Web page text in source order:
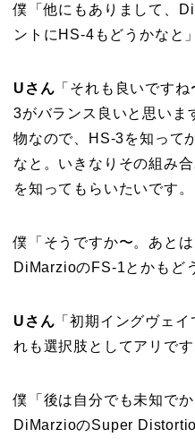
僕「他にもありまして、
ントにHS-4もどうかなと」
Uさん 「それも良いです
3がバランス良いと思いま
物なので、HS-3を知って
なと。いきなりその組み
を知ってもらいたいです。
僕「そうですか〜。あと
DiMarzioのFS-1とかもど
Uさん 「初期イングヴェ
れも選択肢としてアリです
僕「後は自分でも未知で
DiMarzioのSuper